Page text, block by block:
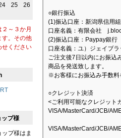
○銀行振込
(1)振込口座：新潟県信
口座名義：有限会社
(2)振込口座：Paypay銀
口座名義：ユ）ジェイブラ
ご注文後7日以内にお振込
商品を発送致します。
※お客様にお振込み手数料
○クレジット決済
<ご利用可能なクレジット
VISA/MasterCard/JCB/
VISA/MasterCard/JCB/
25
26
～３か月
す。その他
せください
ップ様
プ様はま